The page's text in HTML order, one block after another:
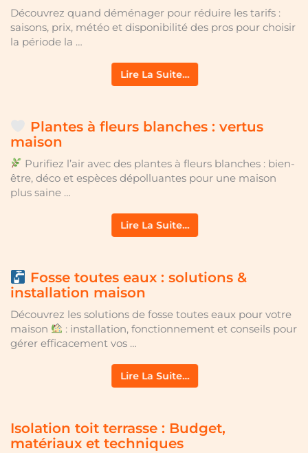
Découvrez quand déménager pour réduire les tarifs :
saisons, prix, météo et disponibilité des pros pour choisir
la période la …
Lire La Suite…
Plantes à fleurs blanches : vertus
maison
Purifiez l’air avec des plantes à fleurs blanches : bien-
être, déco et espèces dépolluantes pour une maison
plus saine …
Lire La Suite…
Fosse toutes eaux : solutions &
installation maison
Découvrez les solutions de fosse toutes eaux pour votre
maison
: installation, fonctionnement et conseils pour
gérer efficacement vos …
Lire La Suite…
Isolation toit terrasse : Budget,
matériaux et techniques